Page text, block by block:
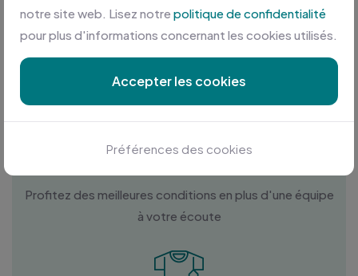
Personnalisation sur mesure
Profitez des meilleures conditions en plus d'une équipe
à votre écoute
notre site web. Lisez notre politique de confidentialité
pour plus d'informations concernant les cookies utilisés.
Accepter les cookies
Préférences des cookies